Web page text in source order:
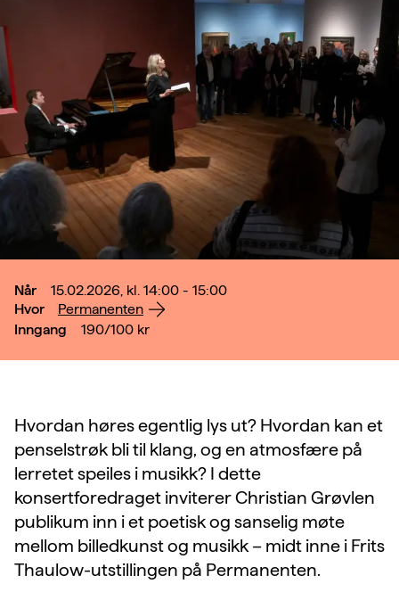
Når
15.02.2026, kl. 14:00 - 15:00
Hvor
Permanenten
Inngang
190/100 kr
Hvordan høres egentlig lys ut? Hvordan kan et
penselstrøk bli til klang, og en atmosfære på
lerretet speiles i musikk? I dette
konsertforedraget inviterer Christian Grøvlen
publikum inn i et poetisk og sanselig møte
mellom billedkunst og musikk – midt inne i Frits
Thaulow-utstillingen på Permanenten.